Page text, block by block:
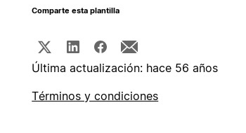
Comparte esta plantilla
Última actualización: hace 56 años
Términos y condiciones